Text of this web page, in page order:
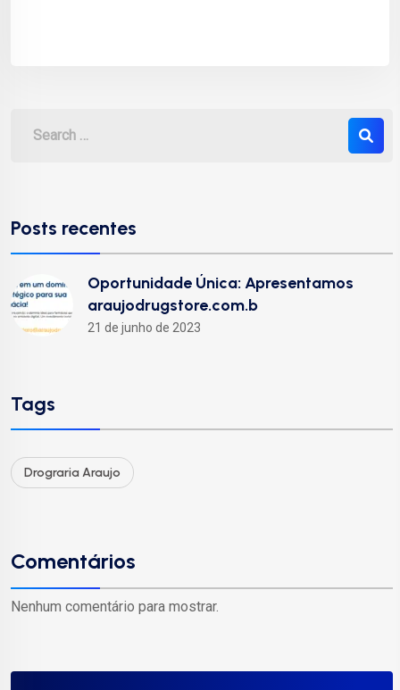
Posts recentes
Oportunidade Única: Apresentamos
araujodrugstore.com.b
21 de junho de 2023
Tags
Drograria Araujo
Comentários
Nenhum comentário para mostrar.